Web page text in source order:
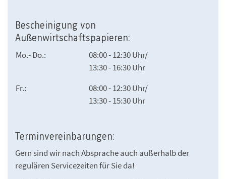
Bescheinigung von
Außenwirtschaftspapieren:
Mo.- Do.:
08:00 - 12:30 Uhr/
13:30 - 16:30 Uhr
Fr.:
08:00 - 12:30 Uhr/
13:30 - 15:30 Uhr
Terminvereinbarungen:
Gern sind wir nach Absprache auch außerhalb der
regulären Servicezeiten für Sie da!